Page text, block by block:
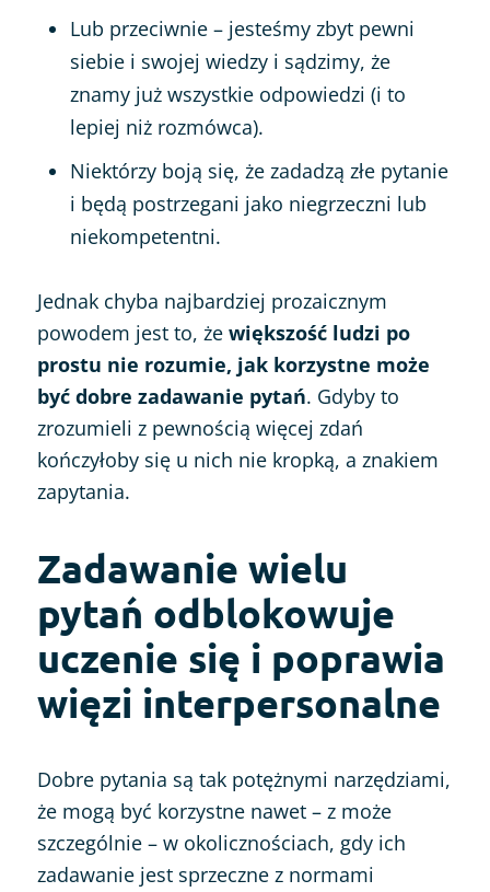
Lub przeciwnie – jesteśmy zbyt pewni
siebie i swojej wiedzy i sądzimy, że
znamy już wszystkie odpowiedzi (i to
lepiej niż rozmówca).
Niektórzy boją się, że zadadzą złe pytanie
i będą postrzegani jako niegrzeczni lub
niekompetentni.
Jednak chyba najbardziej prozaicznym
powodem jest to, że większość ludzi po
prostu nie rozumie, jak korzystne może
być dobre zadawanie pytań. Gdyby to
zrozumieli z pewnością więcej zdań
kończyłoby się u nich nie kropką, a znakiem
zapytania.
Zadawanie wielu
pytań odblokowuje
uczenie się i poprawia
więzi interpersonalne
Dobre pytania są tak potężnymi narzędziami,
że mogą być korzystne nawet – z może
szczególnie – w okolicznościach, gdy ich
zadawanie jest sprzeczne z normami